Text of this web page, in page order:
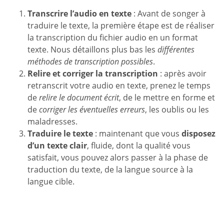
Transcrire l’audio en texte : Avant de songer à
traduire le texte, la première étape est de réaliser
la transcription du fichier audio en un format
texte. Nous détaillons plus bas les différentes
méthodes de transcription possibles.
Relire et corriger la transcription : après avoir
retranscrit votre audio en texte, prenez le temps
derelire le document écrit, de le mettre en forme et
decorriger les éventuelles erreurs, les oublis ou les
maladresses.
Traduire le texte : maintenant que vous disposez
d’un texte clair, fluide, dont la qualité vous
satisfait, vous pouvez alors passer à la phase de
traduction du texte, de la langue source à la
langue cible.